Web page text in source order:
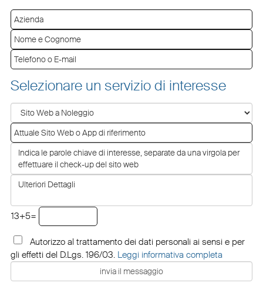
Selezionare un servizio di interesse
13+5=
Autorizzo al trattamento dei dati personali ai sensi e per
gli effetti del D.Lgs. 196/03. Leggi informativa completa